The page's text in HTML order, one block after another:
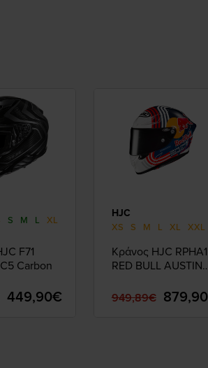
S M L XL
F71
Carbon
449,90€
HJC
XS S M L XL XXL
Κράνος HJC RPHA1
RED BULL AUSTIN
949,89€